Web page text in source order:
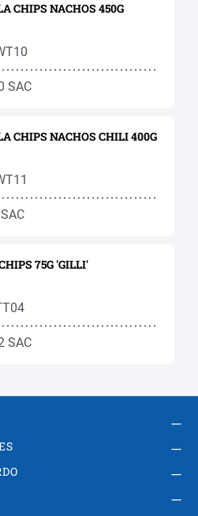
CHIPS NACHOS 450G
SAC
CHIPS NACHOS CHILI 400G
75G 'GILLI'
SAC